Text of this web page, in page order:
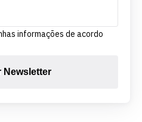
informações de acordo
Newsletter